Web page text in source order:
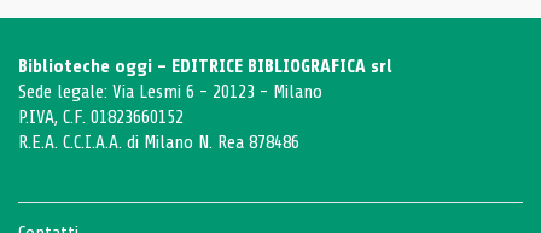
Biblioteche oggi - EDITRICE BIBLIOGRAFICA srl
Sede legale: Via Lesmi 6 - 20123 - Milano
P.IVA, C.F. 01823660152
R.E.A. C.C.I.A.A. di Milano N. Rea 878486